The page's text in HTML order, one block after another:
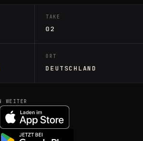
TAKE
02
ORT
DEUTSCHLAND
WEITER